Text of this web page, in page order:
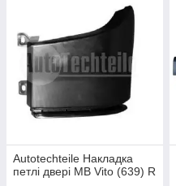
Autotechteile Накладка
петлі двері MB Vito (639) R